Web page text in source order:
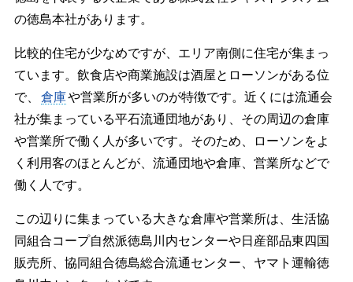
の徳島本社があります。
比較的住宅が少なめですが、エリア南側に住宅が集まっ
ています。飲食店や商業施設は酒屋とローソンがある位
で、
倉庫や営業所が多いのが特徴です。近くには流通会
社が集まっている平石流通団地があり、その周辺の倉庫
や営業所で働く人が多いです。そのため、ローソンをよ
く利用客のほとんどが、流通団地や倉庫、営業所などで
働く人です。
この辺りに集まっている大きな倉庫や営業所は、生活協
同組合コープ自然派徳島川内センターや日産部品東四国
販売所、協同組合徳島総合流通センター、ヤマト運輸徳